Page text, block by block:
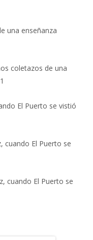
una enseñanza
coletazos de una
El Puerto se vistió
cuando El Puerto se
cuando El Puerto se